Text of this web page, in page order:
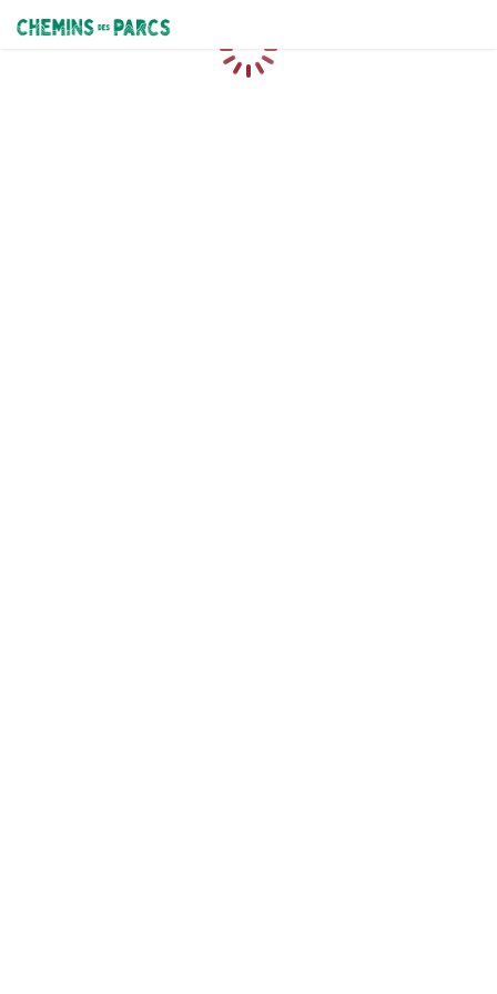
Chemins des Parcs
Caricamento